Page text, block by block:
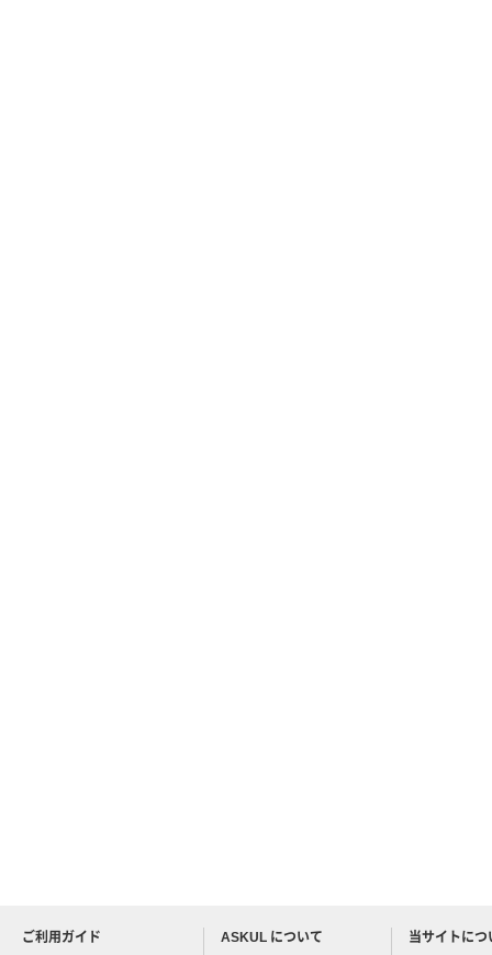
ご利用ガイド
ASKUL について
当サイトにつ
アスクルについてお気軽にご質問ください